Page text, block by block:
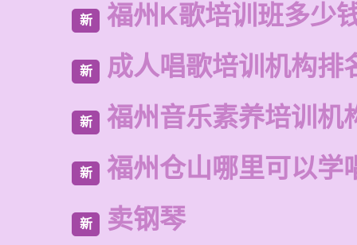
新 福州K歌培训班多少
新 成人唱歌培训机构排
新 福州音乐素养培训机
新 福州仓山哪里可以学
新 卖钢琴